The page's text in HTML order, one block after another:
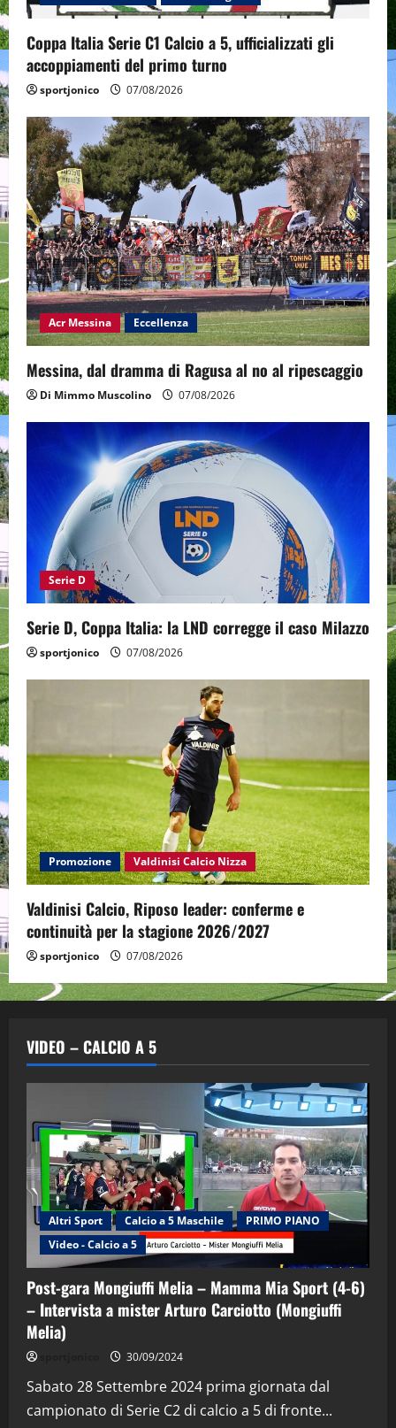
Coppa Italia Serie C1 Calcio a 5, ufficializzati gli
accoppiamenti del primo turno
sportjonico 07/08/2026
Acr Messina Eccellenza
Messina, dal dramma di Ragusa al no al ripescaggio
Di Mimmo Muscolino 07/08/2026
Serie D
Serie D, Coppa Italia: la LND corregge il caso Milazzo
sportjonico 07/08/2026
Promozione Valdinisi Calcio Nizza
Valdinisi Calcio, Riposo leader: conferme e
continuità per la stagione 2026/2027
sportjonico 07/08/2026
VIDEO – CALCIO A 5
Altri Sport Calcio a 5 Maschile
PRIMO PIANO
Video - Calcio a 5
Post-gara Mongiuffi Melia – Mamma Mia Sport (4-6)
– Intervista a mister Arturo Carciotto (Mongiuffi
Melia)
30/09/2024
Sabato 28 Settembre 2024 prima giornata dal
campionato di Serie C2 di calcio a 5 di fronte...
2
“SportEmpire” in Podcast: 29^ Puntata
(Martedi 28 Aprile 2026)
28/04/2026